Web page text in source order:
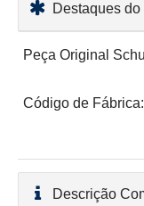
Destaques
Peça Original
Código de
Descrição